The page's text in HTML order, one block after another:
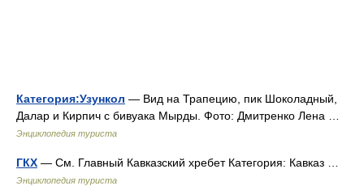
Категория:Узункол — Вид на Трапецию, пик Шоколадный,
Далар и Кирпич с бивуака Мырды. Фото: Дмитренко Лена …
Энциклопедия туриста
ГКХ — См. Главный Кавказский хребет Категория: Кавказ …
Энциклопедия туриста